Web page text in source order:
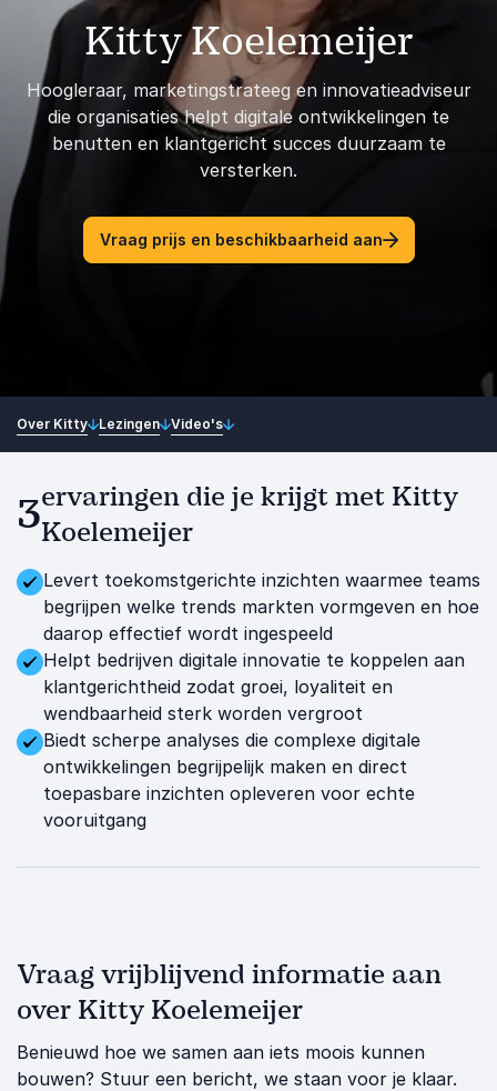
Kitty Koelemeijer
Hoogleraar, marketingstrateeg en innovatieadviseur
die organisaties helpt digitale ontwikkelingen te
benutten en klantgericht succes duurzaam te
versterken.
Vraag prijs en beschikbaarheid aan
Over Kitty Lezingen Video's
3ervaringen die je krijgt met Kitty
Koelemeijer
Levert toekomstgerichte inzichten waarmee teams
begrijpen welke trends markten vormgeven en hoe
daarop effectief wordt ingespeeld
Helpt bedrijven digitale innovatie te koppelen aan
klantgerichtheid zodat groei, loyaliteit en
wendbaarheid sterk worden vergroot
Biedt scherpe analyses die complexe digitale
ontwikkelingen begrijpelijk maken en direct
toepasbare inzichten opleveren voor echte
vooruitgang
Vraag vrijblijvend informatie aan
over Kitty Koelemeijer
Benieuwd hoe we samen aan iets moois kunnen
bouwen? Stuur een bericht, we staan voor je klaar.